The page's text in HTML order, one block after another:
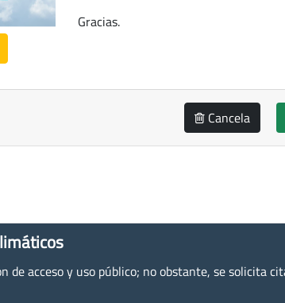
Gracias.
Cancela
de acceso y uso público; no obstante, se solicita